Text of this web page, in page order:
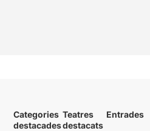
Categories
destacades
Teatres
destacats
Entrades